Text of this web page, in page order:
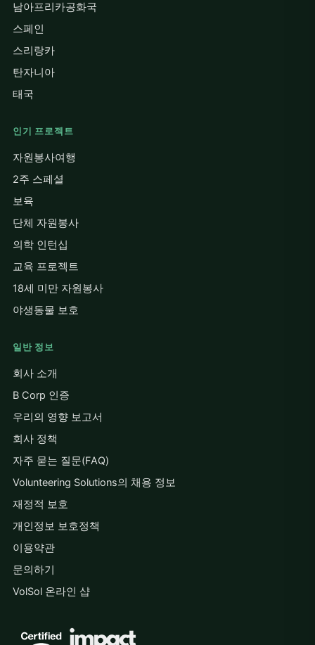
남아프리카공화국
스페인
스리랑카
탄자니아
태국
인기 프로젝트
자원봉사여행
2주 스페셜
보육
단체 자원봉사
의학 인턴십
교육 프로젝트
18세 미만 자원봉사
야생동물 보호
일반 정보
회사 소개
B Corp 인증
우리의 영향 보고서
회사 정책
자주 묻는 질문(FAQ)
Volunteering Solutions의 채용 정보
재정적 보호
개인정보 보호정책
이용약관
문의하기
VolSol 온라인 샵